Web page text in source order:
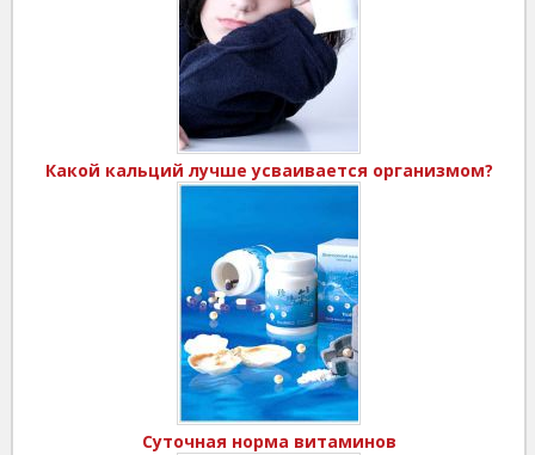
Какой кальций лучше усваивается организмом?
Суточная норма витаминов